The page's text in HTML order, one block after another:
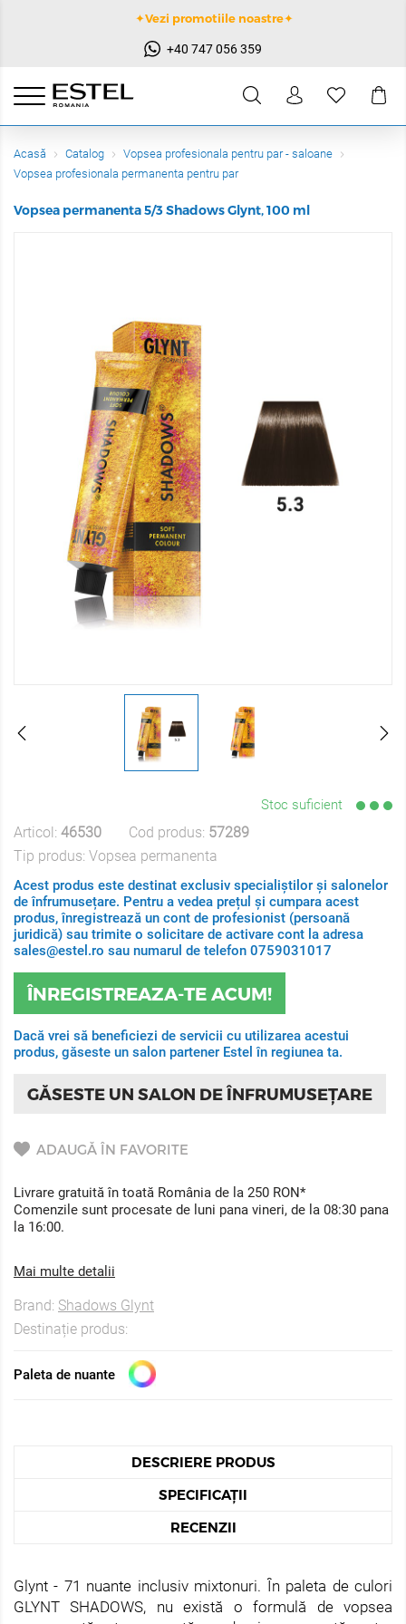
✦Vezi promotiile noastre✦
+40 747 056 359
Acasă Catalog
Vopsea profesionala pentru par - saloane
Vopsea profesionala permanenta pentru par
Vopsea permanenta 5/3 Shadows Glynt, 100 ml
Stoc suficient
Articol: 46530 Cod produs: 57289
Tip produs: Vopsea permanenta
Acest produs este destinat exclusiv specialiștilor și salonelor
de înfrumusețare. Pentru a vedea prețul și cumpara acest
produs, înregistrează un cont de profesionist (persoană
juridică) sau trimite o solicitare de activare cont la adresa
sales@estel.ro sau numarul de telefon 0759031017
ÎNREGISTREAZA-TE ACUM!
Dacă vrei să beneficiezi de servicii cu utilizarea acestui
produs, găseste un salon partener Estel în regiunea ta.
GĂSESTE UN SALON DE ÎNFRUMUSEȚARE
ADAUGĂ ÎN FAVORITE
Livrare gratuită în toată România de la 250 RON*
Comenzile sunt procesate de luni pana vineri, de la 08:30 pana
la 16:00.
Mai multe detalii
Brand: Shadows Glynt
Destinație produs:
Paleta de nuante
DESCRIERE PRODUS
SPECIFICAȚII
RECENZII
Glynt - 71 nuante inclusiv mixtonuri. În paleta de culori
GLYNT SHADOWS, nu există o formulă de vopsea